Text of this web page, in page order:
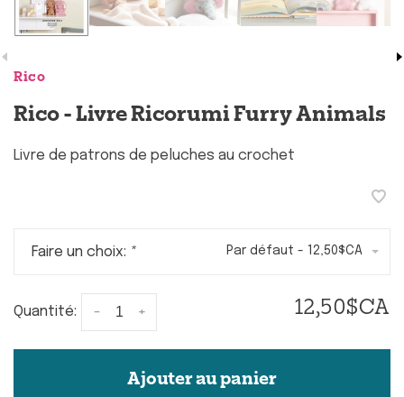
Rico
Rico - Livre Ricorumi Furry Animals
Livre de patrons de peluches au crochet
Faire un choix: * Par défaut - 12,50$CA
Quantité: +
- 12,50$CA
Ajouter au panier